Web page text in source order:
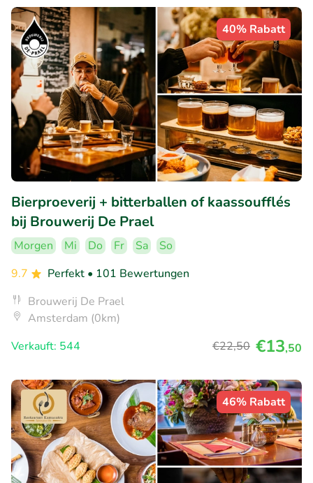
40% Rabatt
Bierproeverij + bitterballen of kaassoufflés
bij Brouwerij De Prael
Morgen Mi Do Fr Sa
So
9.7
Perfekt • 101 Bewertungen
Brouwerij De Prael
Amsterdam (0km)
Verkauft: 544
€22,50 €13,50
46% Rabatt